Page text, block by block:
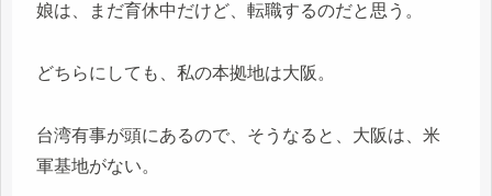
娘は、まだ育休中だけど、転職するのだと思う。
どちらにしても、私の本拠地は大阪。
台湾有事が頭にあるので、そうなると、大阪は、米
軍基地がない。